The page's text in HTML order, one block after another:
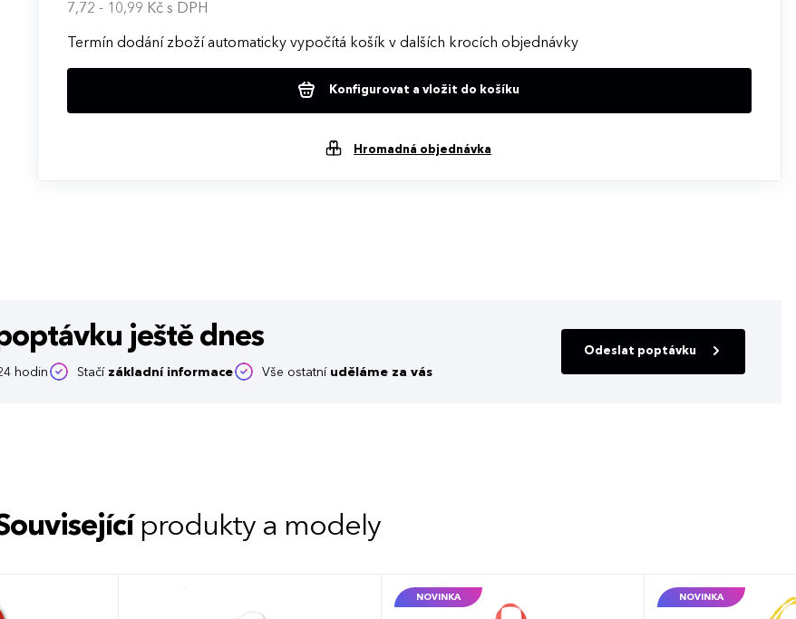
7,72 - 10,99 Kčs DPH
Termín dodání zboží automaticky vypočítá košík v dalších krocích objednávky
Konfigurovat a vložit do košíku
Hromadná objednávka
ještě dnes
hodin Stačí základní informace Vše ostatní uděláme za vás
Odeslat poptávku
produkty a modely
NOVINKA NOVINKA